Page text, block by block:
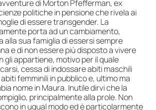
di Morton Pfefferman, ex
politiche in pensione che rivela ai
di essere transgender. La
porta ad un cambiamento,
alla sua famiglia di essersi sempre
e di non essere più disposto a vivere
gli appartiene, motivo per il quale
cessa di indossare abiti maschili
femminili in pubblico e, ultimo ma
nome in Maura. Inutile dirvi che la
principalmente alla prole. Non
in ugual modo ed è particolarmente